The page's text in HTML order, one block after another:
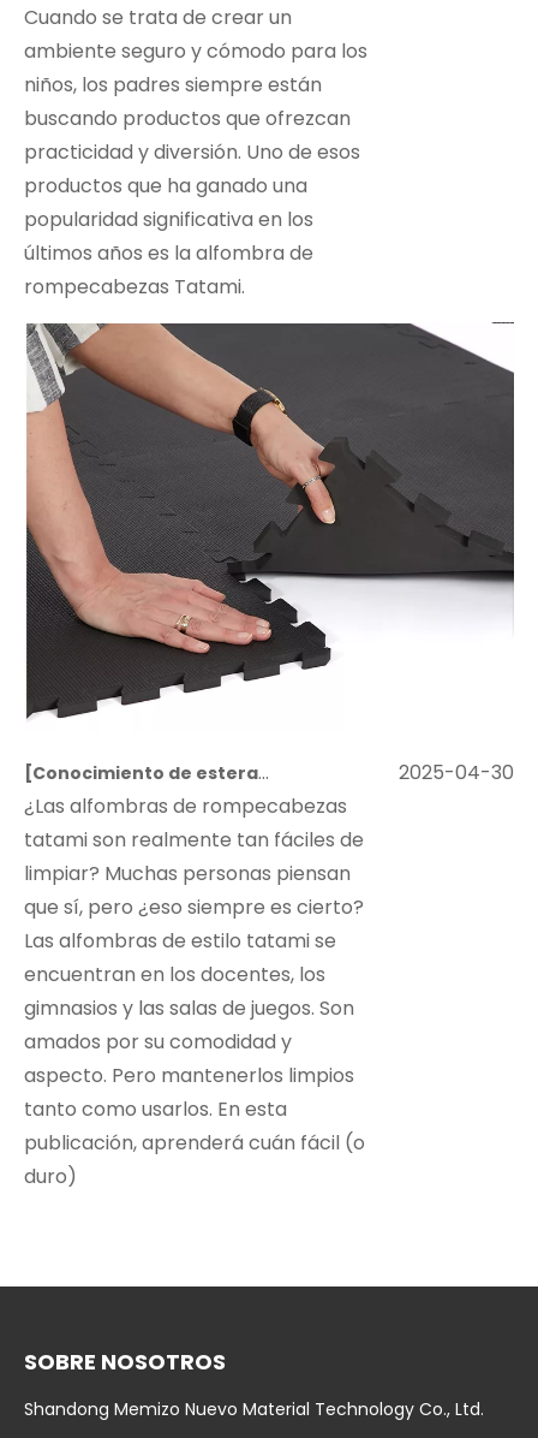
Cuando se trata de crear un
ambiente seguro y cómodo para los
niños, los padres siempre están
buscando productos que ofrezcan
practicidad y diversión. Uno de esos
productos que ha ganado una
popularidad significativa en los
últimos años es la alfombra de
rompecabezas Tatami.
[Conocimiento de esteras de rompecabezas ] ¿Son
¿Las alfombras de rompecabezas
tatami son realmente tan fáciles de
limpiar? Muchas personas piensan
que sí, pero ¿eso siempre es cierto?
Las alfombras de estilo tatami se
encuentran en los docentes, los
gimnasios y las salas de juegos. Son
amados por su comodidad y
aspecto. Pero mantenerlos limpios
tanto como usarlos. En esta
publicación, aprenderá cuán fácil (o
duro)
2025-04-30
SOBRE NOSOTROS
Shandong Memizo Nuevo Material Technology Co., Ltd.